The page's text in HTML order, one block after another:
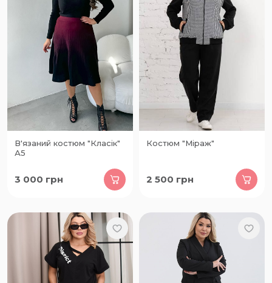
В'язаний костюм "Класік"
А5
3 000 грн
Костюм "Міраж"
2 500 грн